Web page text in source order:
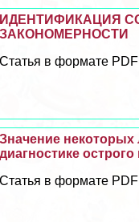
ИДЕНТИФИКАЦИЯ
ЗАКОНОМЕРНОСТИ
Статья в формате
Значение
диагностике
Статья в формате